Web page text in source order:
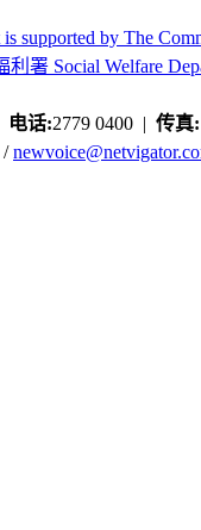
电话:2779 0400 | 传
/